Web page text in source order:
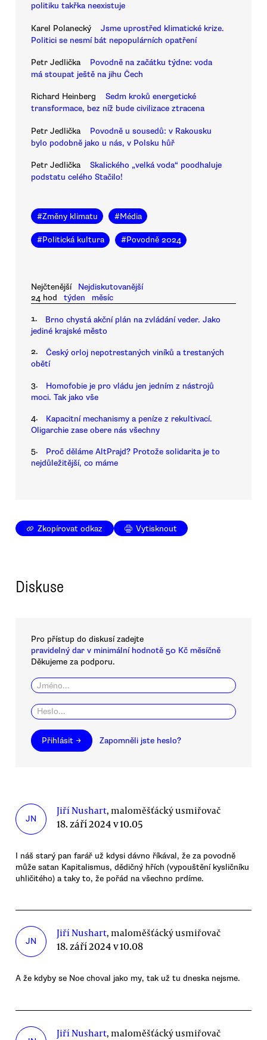
politiku takřka neexistuje
Karel Polanecký
Jsme uprostřed klimatické krize.
Politici se nesmí bát nepopulárních opatření
Petr Jedlička
Povodně na začátku týdne: voda
má stoupat ještě na jihu Čech
Richard Heinberg
Sedm kroků energetické
transformace, bez níž bude civilizace ztracena
Petr Jedlička
Povodně u sousedů: v Rakousku
bylo podobně jako u nás, v Polsku hůř
Petr Jedlička
Skalického „velká voda“ poodhaluje
podstatu celého Stačilo!
#Změny klimatu #Média
#Politická kultura #Povodně 2024
Nejčtenější
Nejdiskutovanější
24 hod
týden měsíc
1.
Brno chystá akční plán na zvládání veder. Jako
jediné krajské město
2.
Český orloj nepotrestaných viníků a trestaných
obětí
3.
Homofobie je pro vládu jen jedním z nástrojů
moci. Tak jako vše
4.
Kapacitní mechanismy a peníze z rekultivací.
Oligarchie zase obere nás všechny
5.
Proč děláme AltPrajd? Protože solidarita je to
nejdůležitější, co máme
Zkopírovat odkaz Vytisknout
Diskuse
Pro přístup do diskusí zadejte
pravidelný dar v minimální hodnotě 50 Kč měsíčně
Děkujeme za podporu.
Přihlásit → Zapomněli jste heslo?
JN
Jiří Nushart, maloměšťácký usmiřovač
18. září 2024 v 10.05
I náš starý pan farář už kdysi dávno říkával, že za povodně
může satan Kapitalismus, dědičný hřích (vypouštění kysličníku
uhličitého) a taky to, že pořád na všechno prdíme.
JN
Jiří Nushart, maloměšťácký usmiřovač
18. září 2024 v 10.08
A že kdyby se Noe choval jako my, tak už tu dneska nejsme.
Jiří Nushart, maloměšťácký usmiřovač